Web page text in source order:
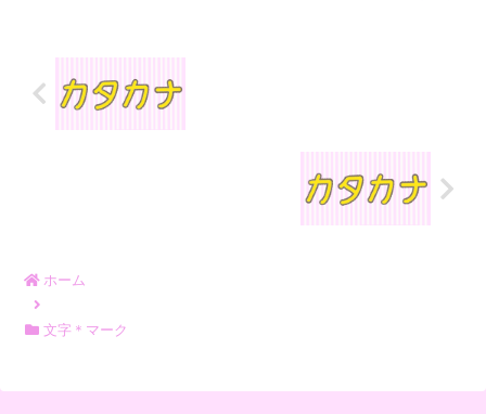
ホーム
文字＊マーク